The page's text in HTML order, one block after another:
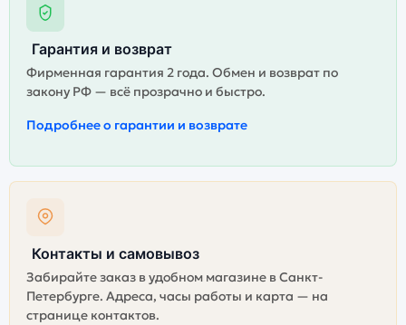
Гарантия и возврат
Фирменная гарантия 2 года. Обмен и возврат по
закону РФ — всё прозрачно и быстро.
Подробнее о гарантии и возврате
Контакты и самовывоз
Забирайте заказ в удобном магазине в Санкт-
Петербурге. Адреса, часы работы и карта — на
странице контактов.